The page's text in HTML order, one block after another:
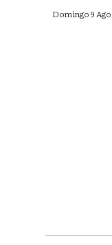
Domingo 9